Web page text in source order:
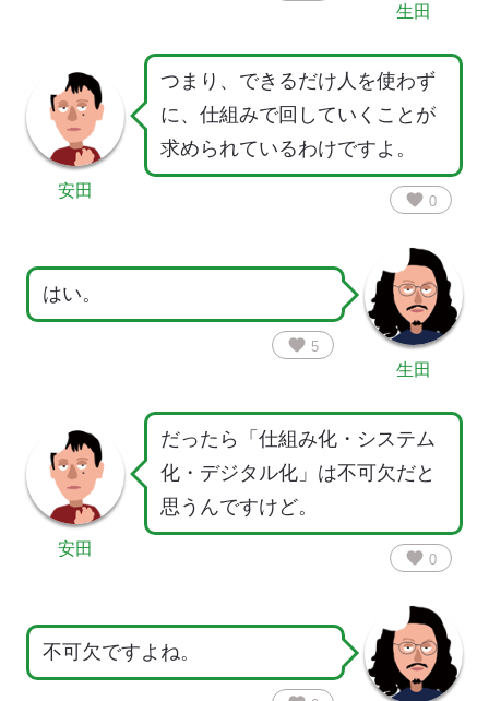
生田
安田
つまり、できるだけ人を使わず
に、仕組みで回していくことが
求められているわけですよ。
favorite 0
はい。
favorite 5
生田
安田
だったら「仕組み化・システム
化・デジタル化」は不可欠だと
思うんですけど。
favorite 0
不可欠ですよね。